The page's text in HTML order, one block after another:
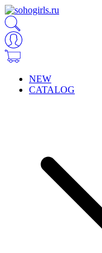
NEW
CATALOG